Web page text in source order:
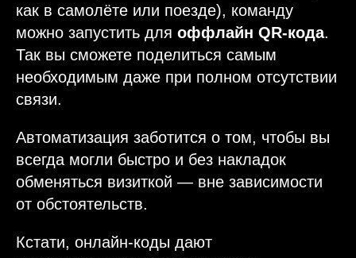
как в самолёте или поезде), команду
можно запустить для оффлайн QR-кода.
Так вы сможете поделиться самым
необходимым даже при полном отсутствии
связи.
Автоматизация заботится о том, чтобы вы
всегда могли быстро и без накладок
обменяться визиткой — вне зависимости
от обстоятельств.
Кстати, онлайн-коды дают